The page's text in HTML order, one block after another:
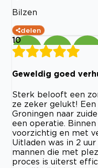
Bilzen
delen
10
Geweldig goed
Sterk belooft een
ze zeker gelukt!
Groningen naar
een operatie. Binnen
voorzichtig en met
Uitladen was in 2
mannen die met
proces is uiterst